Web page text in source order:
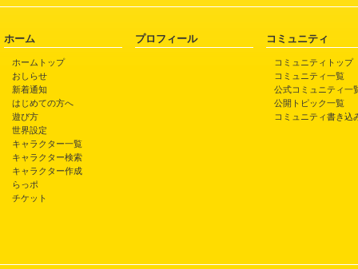
ホーム
ホームトップ
おしらせ
新着通知
はじめての方へ
遊び方
世界設定
キャラクター一覧
キャラクター検索
キャラクター作成
らっポ
チケット
プロフィール コミュニティ
コミュニティトップ
コミュニティ一覧
公式コミュニティ一
公開トピック一覧
コミュニティ書き込